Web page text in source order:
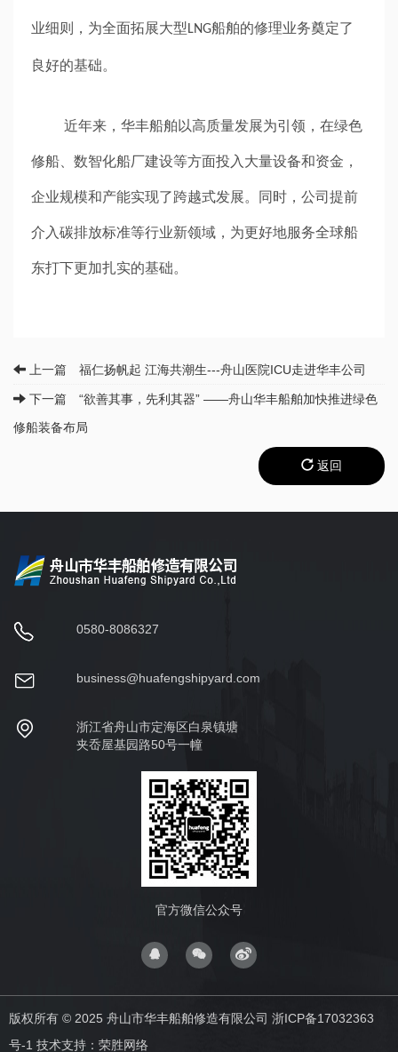
业细则，为全面拓展大型LNG船舶的修理业务奠定了
良好的基础。
近年来，华丰船舶以高质量发展为引领，在绿色
修船、数智化船厂建设等方面投入大量设备和资金，
企业规模和产能实现了跨越式发展。同时，公司提前
介入碳排放标准等行业新领域，为更好地服务全球船
东打下更加扎实的基础。
上一篇 福仁扬帆起 江海共潮生---舟山医院ICU走进华丰公司
下一篇 “欲善其事，先利其器” ——舟山华丰船舶加快推进绿色
修船装备布局
返回
0580-8086327
business@huafengshipyard.com
浙江省舟山市定海区白泉镇塘
夹岙屋基园路50号一幢
官方微信公众号
版权所有 © 2025 舟山市华丰船舶修造有限公司 浙ICP备17032363
号-1 技术支持： 荣胜网络